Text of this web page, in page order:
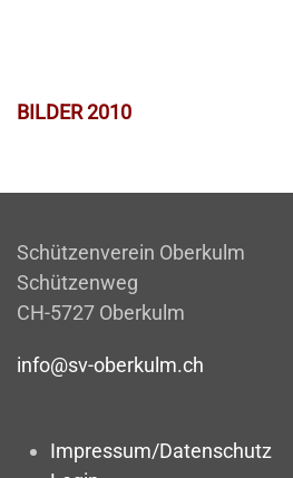
BILDER 2010
Schützenverein Oberkulm
Schützenweg
CH-5727 Oberkulm
info@sv-oberkulm.ch
Impressum/Datenschutz